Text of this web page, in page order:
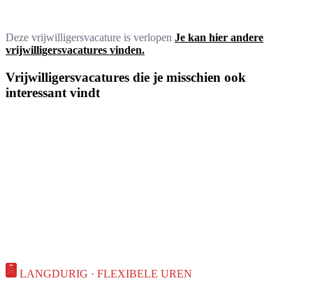
Deze vrijwilligersvacature is verlopen Je kan hier andere
vrijwilligersvacatures vinden.
Vrijwilligersvacatures die je misschien ook
interessant vindt
LANGDURIG · FLEXIBELE UREN